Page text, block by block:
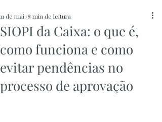
SIOPI da Caixa: o que é,
como funciona e como
evitar pendências no
processo de aprovação
11 de mai. 8 min de leitura